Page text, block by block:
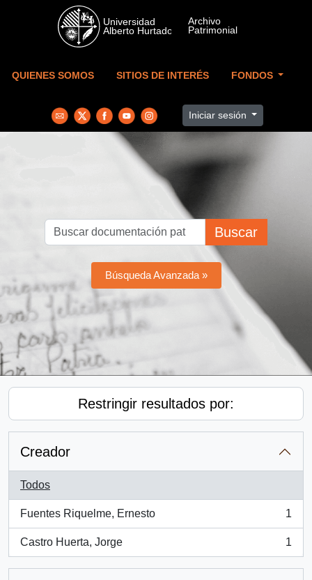
Skip to main content
QUIENES SOMOS SITIOS DE INTERÉS FONDOS
Iniciar sesión
Buscar
Búsqueda Avanzada »
Restringir resultados por:
Creador
Todos
Fuentes Riquelme, Ernesto
, 1 resultados
1
Castro Huerta, Jorge
, 1 resultados
1